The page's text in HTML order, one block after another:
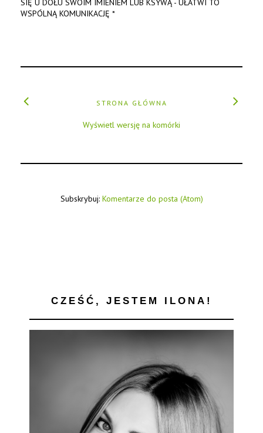
SIĘ U DOŁU SWOIM IMIENIEM LUB KSYWĄ - UŁATWI TO
WSPÓLNĄ KOMUNIKACJĘ *
STRONA GŁÓWNA
Wyświetl wersję na komórki
Subskrybuj: Komentarze do posta (Atom)
CZEŚĆ, JESTEM ILONA!